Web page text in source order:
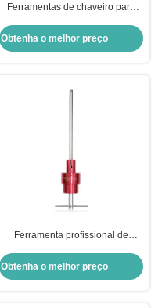
Ferramentas de chaveiro para
gazuas Ganchos Conjunto de
Obtenha o melhor preço
Ferramenta profissional de
(ATM) 700g para reparo de
fechaduras de cofres Lagard
Obtenha o melhor preço